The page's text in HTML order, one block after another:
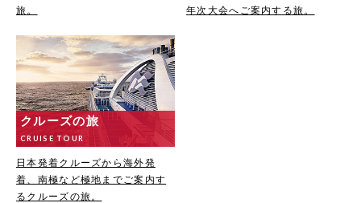
旅。
年次大会へご案内する旅。
クルーズの旅
CRUISE TOUR
日本発着クルーズから海外発
着、南極など極地までご案内す
るクルーズの旅。